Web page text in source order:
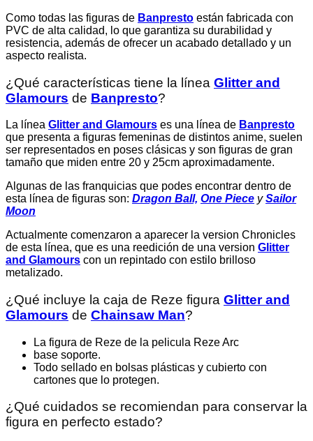
Como todas las figuras de Banpresto están fabricada con
PVC de alta calidad, lo que garantiza su durabilidad y
resistencia, además de ofrecer un acabado detallado y un
aspecto realista.
¿Qué características tiene la línea Glitter and
Glamours de Banpresto?
La línea Glitter and Glamours es una línea de Banpresto
que presenta a figuras femeninas de distintos anime, suelen
ser representados en poses clásicas y son figuras de gran
tamaño que miden entre 20 y 25cm aproximadamente.
Algunas de las franquicias que podes encontrar dentro de
esta línea de figuras son: Dragon Ball, One Piece ySailor
Moon
Actualmente comenzaron a aparecer la version Chronicles
de esta línea, que es una reedición de una version Glitter
and Glamours con un repintado con estilo brilloso
metalizado.
¿Qué incluye la caja de Reze figura Glitter and
Glamours de Chainsaw Man?
La figura de Reze de la pelicula Reze Arc
base soporte.
Todo sellado en bolsas plásticas y cubierto con
cartones que lo protegen.
¿Qué cuidados se recomiendan para conservar la
figura en perfecto estado?